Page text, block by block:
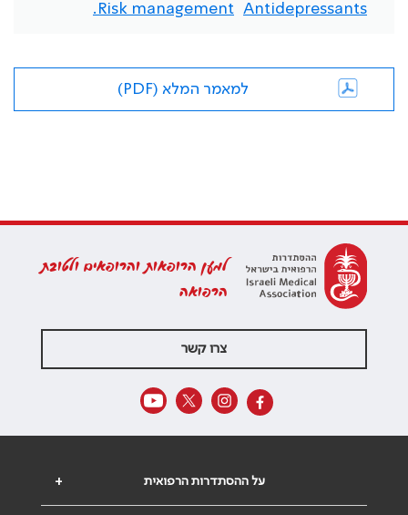
Antidepressants
Risk management.
למאמר המלא (PDF)
למען הרופאות והרופאים ולטובת
הרפואה
צרו קשר
+ על ההסתדרות הרפואית